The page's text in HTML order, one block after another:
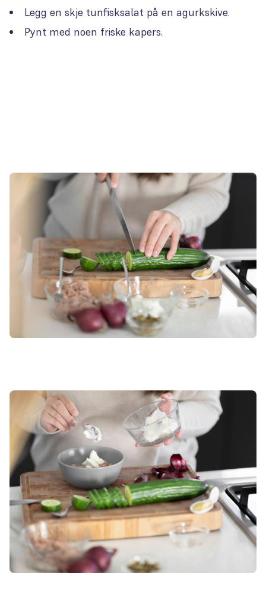
Legg en skje tunfisksalat på en agurkskive.
Pynt med noen friske kapers.